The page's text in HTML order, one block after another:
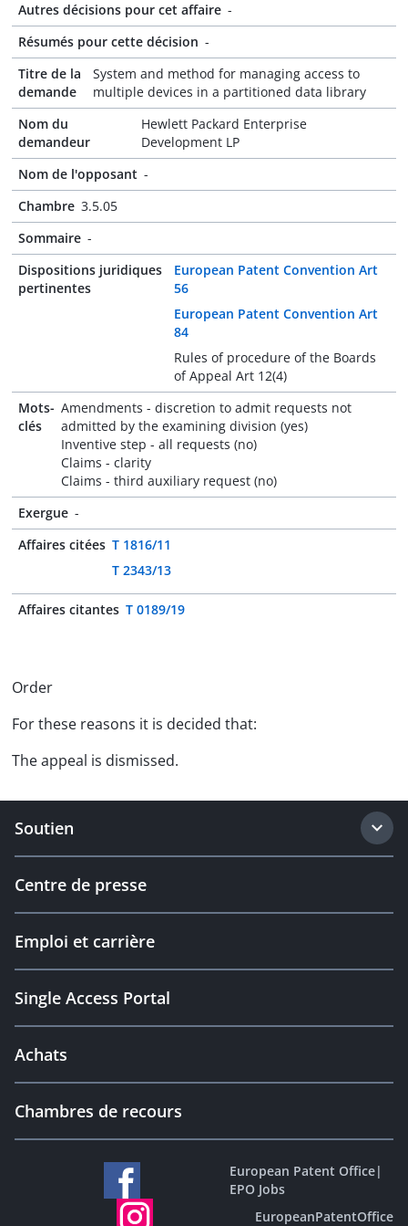
Autres décisions pour cet affaire -
Résumés pour cette décision -
Titre de la
demande
System and method for managing access to
multiple devices in a partitioned data library
Nom du
demandeur
Hewlett Packard Enterprise
Development LP
Nom de l'opposant -
Chambre 3.5.05
Sommaire -
Dispositions juridiques
pertinentes
European Patent Convention Art
56
European Patent Convention Art
84
Rules of procedure of the Boards
of Appeal Art 12(4)
Mots-
clés
Amendments - discretion to admit requests not
admitted by the examining division (yes)
Inventive step - all requests (no)
Claims - clarity
Claims - third auxiliary request (no)
Exergue -
Affaires citées T 1816/11
T 2343/13
Affaires citantes T 0189/19
Order
For these reasons it is decided that:
The appeal is dismissed.
Soutien
Centre de presse
Emploi et carrière
Single Access Portal
Achats
Chambres de recours
European Patent Office|
EPO Jobs
EuropeanPatentOffice